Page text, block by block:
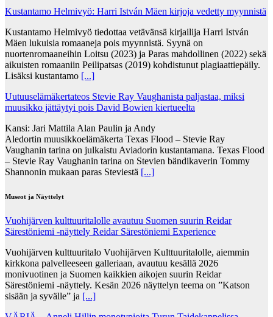
Kustantamo Helmivyö: Harri István Mäen kirjoja vedetty myynnistä
Kustantamo Helmivyö tiedottaa vetävänsä kirjailija Harri István
Mäen lukuisia romaaneja pois myynnistä. Syynä on
nuortenromaaneihin Loitsu (2023) ja Paras mahdollinen (2022) sekä
aikuisten romaaniin Peilipatsas (2019) kohdistunut plagiaattiepäily.
Lisäksi kustantamo [...]
Uutuuselämäkertateos Stevie Ray Vaughanista paljastaa, miksi
muusikko jättäytyi pois David Bowien kiertueelta
Kansi: Jari Mattila Alan Paulin ja Andy
Aledortin muusikkoelämäkerta Texas Flood – Stevie Ray
Vaughanin tarina on julkaistu Aviadorin kustantamana. Texas Flood
– Stevie Ray Vaughanin tarina on Stevien bändikaverin Tommy
Shannonin mukaan paras Steviestä [...]
Museot ja Näyttelyt
Vuohijärven kulttuuritalolle avautuu Suomen suurin Reidar
Särestöniemi -näyttely Reidar Särestöniemi Experience
Vuohijärven kulttuuritalo Vuohijärven Kulttuuritalolle, aiemmin
kirkkona palvelleeseen galleriaan, avautuu kesällä 2026
monivuotinen ja Suomen kaikkien aikojen suurin Reidar
Särestöniemi -näyttely. Kesän 2026 näyttelyn teema on ”Katson
sisään ja syvälle” ja [...]